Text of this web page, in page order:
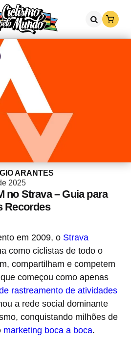
Loja
ARANTES
2025
no Strava – Guia para
Recordes
em 2009, o Strava
como ciclistas de todo o
compartilham e competem
começou como apenas
rastreamento de atividades
a rede social dominante
conquistando milhões de
marketing boca a boca.